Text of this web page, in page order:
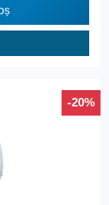
-20%